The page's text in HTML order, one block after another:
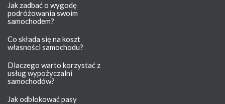
Jak zadbać o wygodę
podróżowania swoim
samochodem?
Co składa się na koszt
własności samochodu?
Dlaczego warto korzystać z
usług wypożyczalni
samochodów?
Jak odblokować pasy